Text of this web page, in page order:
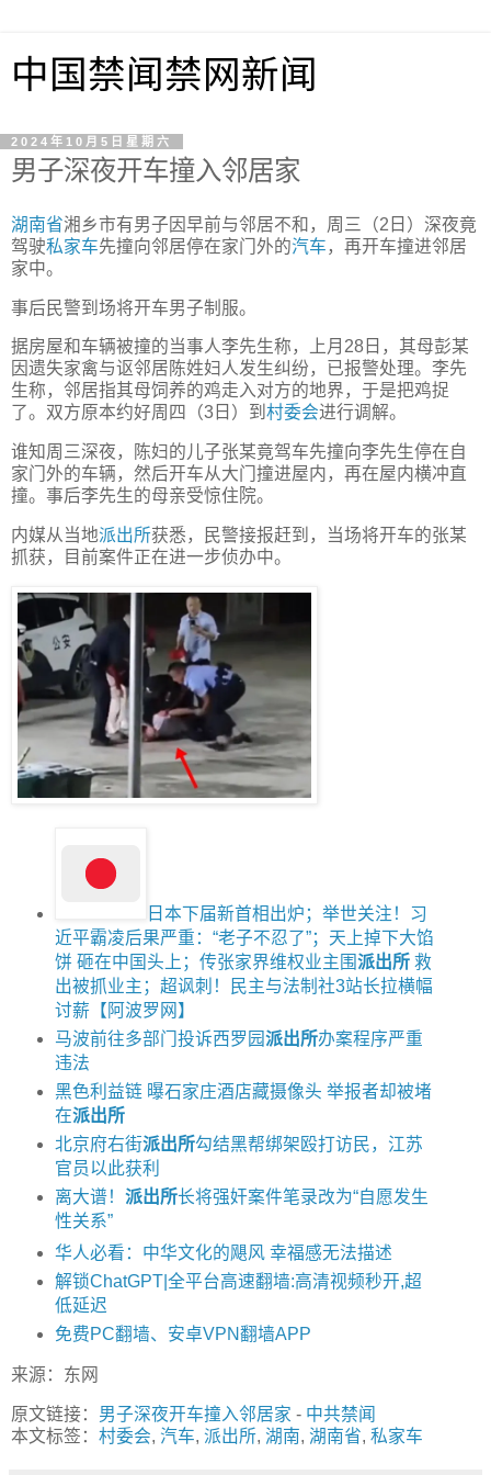
中国禁闻禁网新闻
2024年10月5日星期六
男子深夜开车撞入邻居家
湖南省湘乡市有男子因早前与邻居不和，周三（2日）深夜竟
驾驶私家车先撞向邻居停在家门外的汽车，再开车撞进邻居
家中。
事后民警到场将开车男子制服。
据房屋和车辆被撞的当事人李先生称，上月28日，其母彭某
因遗失家禽与讴邻居陈姓妇人发生纠纷，已报警处理。李先
生称，邻居指其母饲养的鸡走入对方的地界，于是把鸡捉
了。双方原本约好周四（3日）到 村委会进行调解。
谁知周三深夜，陈妇的儿子张某竟驾车先撞向李先生停在自
家门外的车辆，然后开车从大门撞进屋内，再在屋内横冲直
撞。事后李先生的母亲受惊住院。
内媒从当地派出所获悉，民警接报赶到，当场将开车的张某
抓获，目前案件正在进一步侦办中。
日本下届新首相出炉；举世关注！习
近平霸凌后果严重：“老子不忍了”；天上掉下大馅
饼 砸在中国头上；传张家界维权业主围派出所救
出被抓业主；超讽刺！民主与法制社3站长拉横幅
讨薪【阿波罗网】
马波前往多部门投诉西罗园派出所办案程序严重
违法
黑色利益链 曝石家庄酒店藏摄像头 举报者却被堵
在派出所
北京府右街派出所勾结黑帮绑架殴打访民，江苏
官员以此获利
离大谱！ 派出所长将强奸案件笔录改为“自愿发生
性关系”
华人必看：中华文化的飓风 幸福感无法描述
解锁ChatGPT|全平台高速翻墙:高清视频秒开,超
低延迟
免费PC翻墙、安卓VPN翻墙APP
来源：东网
原文链接： 男子深夜开车撞入邻居家 - 中共禁闻
本文标签： 村委会, 汽车, 派出所, 湖南, 湖南省, 私家车